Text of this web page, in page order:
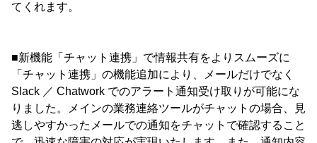
てくれます。
■新機能「チャット連携」で情報共有をよりスムーズに
「チャット連携」の機能追加により、メールだけでなく
Slack ／ Chatwork でのアラート通知受け取りが可能にな
りました。メインの業務連絡ツールがチャットの場合、見
逃しやすかったメールでの通知をチャットで確認すること